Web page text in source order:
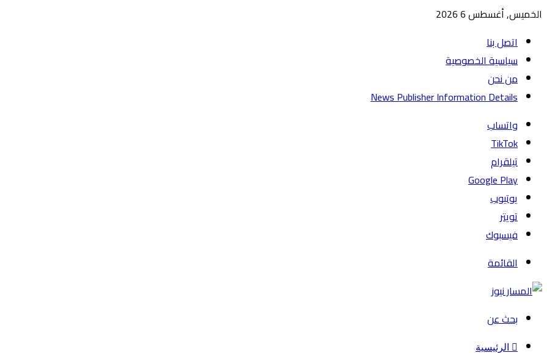
الخميس, أغسطس 6 2026
اتصل بنا
سياسية الخصوصية
من نحن
News Publisher Information Details
واتساب
TikTok
تيلقرام
يوتيوب
تويتر
فيسبوك
القائمة
بحث عن
الرئيسية